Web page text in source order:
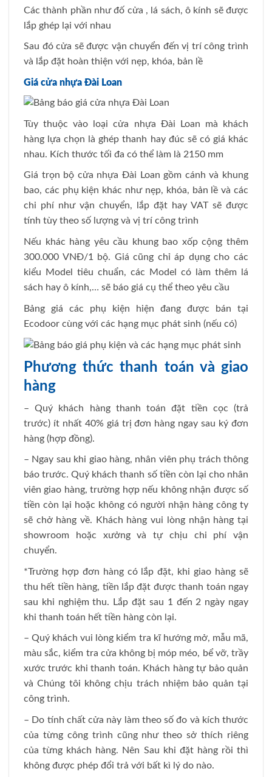
Các thành phần như đố cửa , lá sách, ô kính sẽ được
lắp ghép lại với nhau
Sau đó cửa sẽ được vận chuyển đến vị trí công trình
và lắp đặt hoàn thiện với nẹp, khóa, bản lề
Giá cửa nhựa Đài Loan
Tùy thuộc vào loại cửa nhựa Đài Loan mà khách
hàng lựa chọn là ghép thanh hay đúc sẽ có giá khác
nhau. Kích thước tối đa có thể làm là 2150 mm
Giá trọn bộ cửa nhựa Đài Loan gồm cánh và khung
bao, các phụ kiện khác như nẹp, khóa, bản lề và các
chi phí như vận chuyển, lắp đặt hay VAT sẽ được
tính tùy theo số lượng và vị trí công trình
Nếu khác hàng yêu cầu khung bao xốp cộng thêm
300.000 VNĐ/1 bộ. Giá cũng chỉ áp dụng cho các
kiểu Model tiêu chuẩn, các Model có làm thêm lá
sách hay ô kính,… sẽ báo giá cụ thể theo yêu cầu
Bảng giá các phụ kiện hiện đang được bán tại
Ecodoor cùng với các hạng mục phát sinh (nếu có)
Phương thức thanh toán và giao
hàng
– Quý khách hàng thanh toán đặt tiền cọc (trả
trước) ít nhất 40% giá trị đơn hàng ngay sau ký đơn
hàng (hợp đồng).
– Ngay sau khi giao hàng, nhân viên phụ trách thông
báo trước. Quý khách thanh số tiền còn lại cho nhân
viên giao hàng, trường hợp nếu không nhận được số
tiền còn lại hoặc không có người nhận hàng công ty
sẽ chở hàng về. Khách hàng vui lòng nhận hàng tại
showroom hoặc xưởng và tự chịu chi phí vận
chuyển.
*Trường hợp đơn hàng có lắp đặt, khi giao hàng sẽ
thu hết tiền hàng, tiền lắp đặt được thanh toán ngay
sau khi nghiệm thu. Lắp đặt sau 1 đến 2 ngày ngay
khi thanh toán hết tiền hàng còn lại.
– Quý khách vui lòng kiểm tra kĩ hướng mở, mẫu mã,
màu sắc, kiểm tra cửa không bị móp méo, bể vỡ, trầy
xước trước khi thanh toán. Khách hàng tự bảo quản
và Chúng tôi không chịu trách nhiệm bảo quản tại
công trình.
– Do tính chất cửa này làm theo số đo và kích thước
của từng công trình cũng như theo sở thích riêng
của từng khách hàng. Nên Sau khi đặt hàng rồi thì
không được phép đổi trả với bất kì lý do nào.